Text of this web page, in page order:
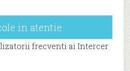
in atentie
frecventi ai Intercer